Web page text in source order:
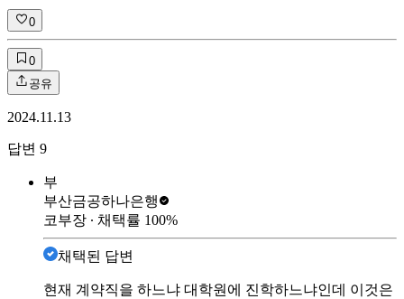
0
0
공유
2024.11.13
답변 9
부
부산금공하나은행
코부장 ∙ 채택률 100%
채택된 답변
현재 계약직을 하느냐 대학원에 진학하느냐인데 이것은